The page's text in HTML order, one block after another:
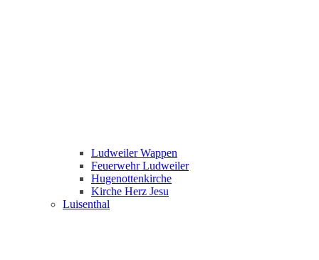
Ludweiler Wappen
Feuerwehr Ludweiler
Hugenottenkirche
Kirche Herz Jesu
Luisenthal